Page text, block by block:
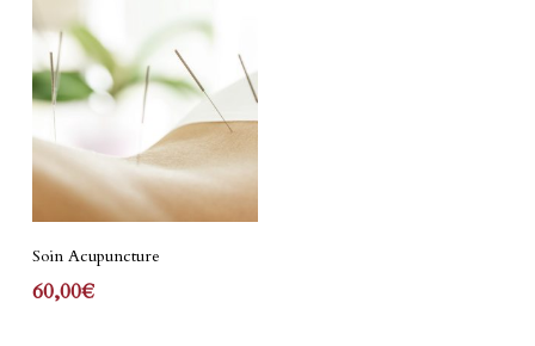
Soin Acupuncture
60,00€